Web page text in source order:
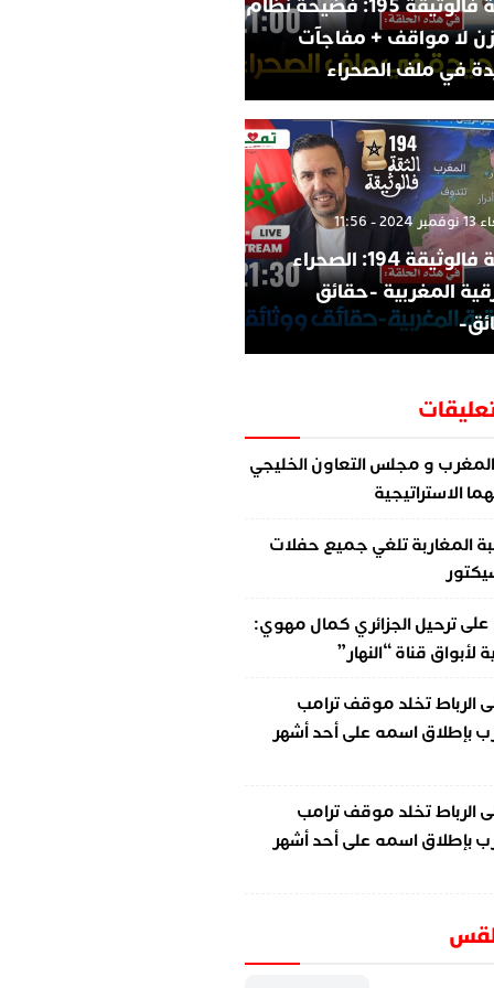
الثقة فالوثيقة 195: فضيحة نظام
لا مواقف + مفاجآت
في ملف الصحراء
- 11:56
الثقة فالوثيقة 194: الصحراء
المغربية -حقائق
المغرب و مجلس التعاون الخليجي
الاستراتيجية
المغاربة تلغي جميع حفلات
علىترحيل الجزائري كمال مهوي:
قناة “النهار”
الرباط تخلد موقف ترامب
بإطلاق اسمه على أحد أشهر
الرباط تخلد موقف ترامب
بإطلاق اسمه على أحد أشهر